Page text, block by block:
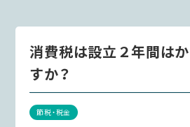
消費税は設立２年間は
すか？
節税・税金